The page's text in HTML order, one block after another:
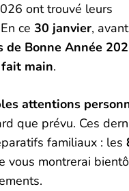
ont trouvé leurs
ce 30 janvier,
de Bonne Année
fait main.
attentions
que prévu. Ces
familiaux : les
vous montrerai